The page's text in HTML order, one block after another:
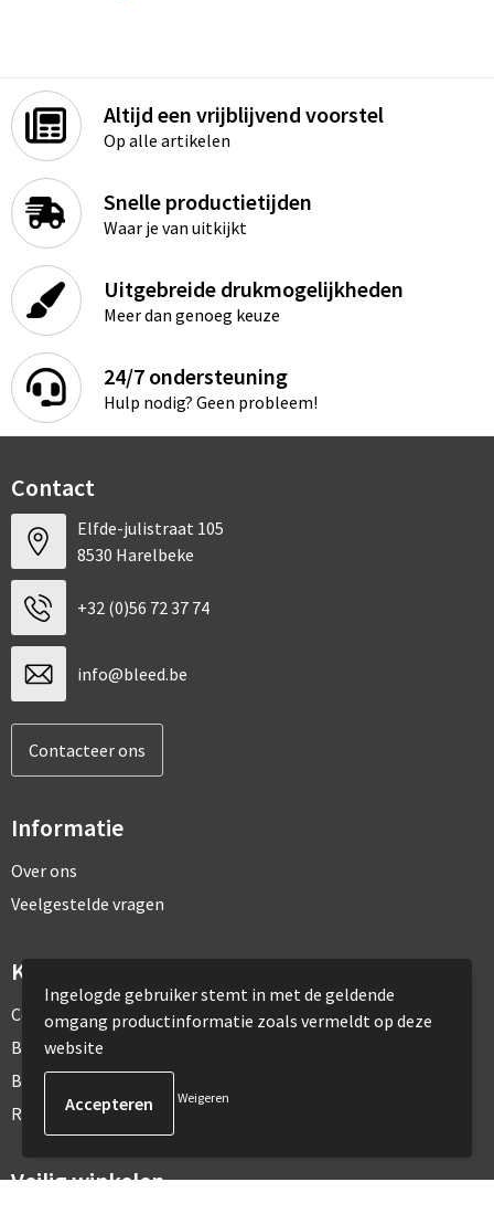
Altijd een vrijblijvend voorstel
Op alle artikelen
Snelle productietijden
Waar je van uitkijkt
Uitgebreide drukmogelijkheden
Meer dan genoeg keuze
24/7 ondersteuning
Hulp nodig? Geen probleem!
Contact
Elfde-julistraat 105
8530 Harelbeke
+32 (0)56 72 37 74
info@bleed.be
Contacteer ons
Informatie
Over ons
Veelgestelde vragen
Klantenservice
Contact
Bestelling & Bezorging
Betaalmethoden
Retourneren
Veilig winkelen
Ingelogde gebruiker stemt in met de geldende
omgang productinformatie zoals vermeldt op deze
website
Weigeren